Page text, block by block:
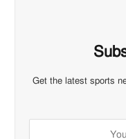
Get the latest sports